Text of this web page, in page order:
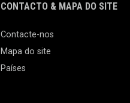
CONTACTO & MAPA DO SITE
Contacte-nos
Mapa do site
Países